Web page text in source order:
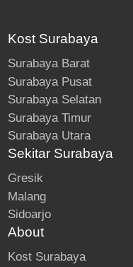
Kost Surabaya
Surabaya Barat
Surabaya Pusat
Surabaya Selatan
Surabaya Timur
Surabaya Utara
Sekitar Surabaya
Gresik
Malang
Sidoarjo
About
Kost Surabaya